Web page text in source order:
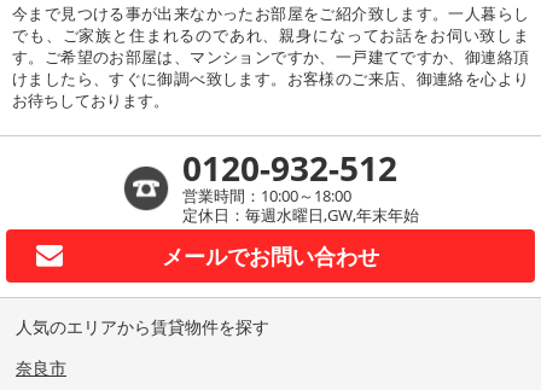
今まで見つける事が出来なかったお部屋をご紹介致します。一人暮らし
でも、ご家族と住まれるのであれ、親身になってお話をお伺い致しま
す。ご希望のお部屋は、マンションですか、一戸建てですか、御連絡頂
けましたら、すぐに御調べ致します。お客様のご来店、御連絡を心より
お待ちしております。
0120-932-512
営業時間：10:00～18:00
定休日：毎週水曜日,GW,年末年始
メールでお問い合わせ
人気のエリアから賃貸物件を探す
奈良市